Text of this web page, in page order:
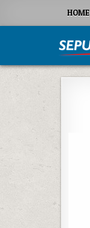
HOME